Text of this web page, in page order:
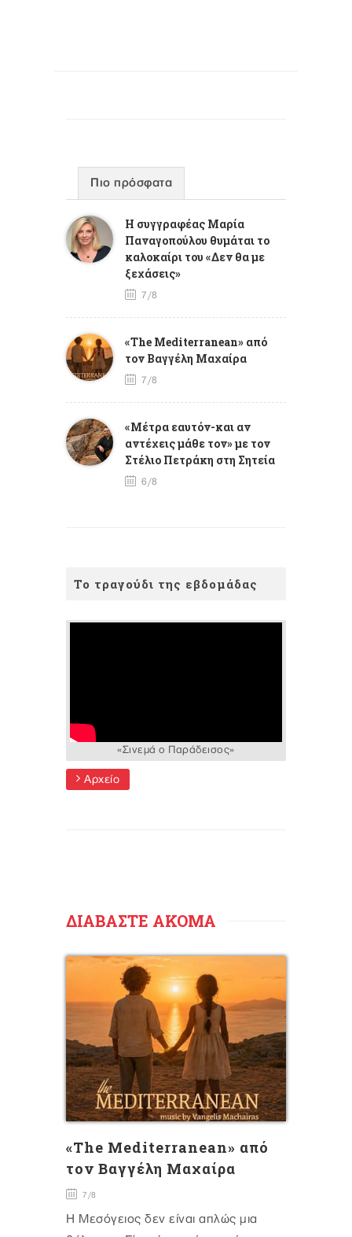
Πιο πρόσφατα
Η συγγραφέας Μαρία
Παναγοπούλου θυμάται το
καλοκαίρι του «Δεν θα με
ξεχάσεις»
7/8
«The Mediterranean» από
τον Βαγγέλη Μαχαίρα
7/8
«Μέτρα εαυτόν-και αν
αντέχεις μάθε τον» με τον
Στέλιο Πετράκη στη Σητεία
6/8
Το τραγούδι της εβδομάδας
«Σινεμά ο Παράδεισος»
Αρχείο
ΔΙΑΒΑΣΤΕ ΑΚΟΜΑ
«The Mediterranean» από
τον Βαγγέλη Μαχαίρα
7/8
Η Μεσόγειος δεν είναι απλώς μια